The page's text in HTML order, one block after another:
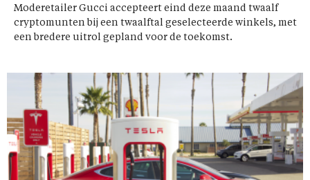
Moderetailer Gucci accepteert eind deze maand twaalf
cryptomunten bij een twaalftal geselecteerde winkels, met
een bredere uitrol gepland voor de toekomst.